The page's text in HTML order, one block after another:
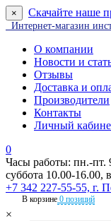
× Скачайте наше
Интернет-магазин
О компании
Новости и
Отзывы
Доставка и
Производители
Контакты
Личный
0
Часы работы: пн.-пт.
суббота 10.00-16.00,
+7 342 227-55-55, г.
В корзине 0 позиций
×